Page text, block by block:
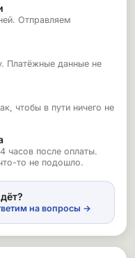
Отправляем
Платёжные данные не
чтобы в пути ничего не
часов после оплаты.
то не подошло.
на вопросы →